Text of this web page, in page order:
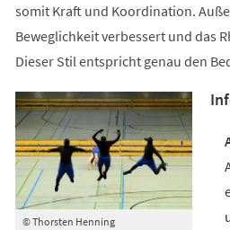
somit Kraft und Koordination.
Beweglichkeit verbessert und das
Dieser Stil entspricht genau den
© Thorsten Henning